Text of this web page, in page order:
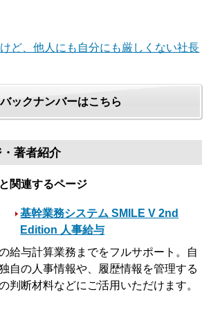
ど、他人にも自分にも厳しくない社長
バックナンバーはこちら
著者紹介
関連するページ
基幹業務システム SMILE V 2nd
Edition 人事給与
給与計算業務までをフルサポート。自
自の人事情報や、履歴情報を管理する
判断材料などにご活用いただけます。